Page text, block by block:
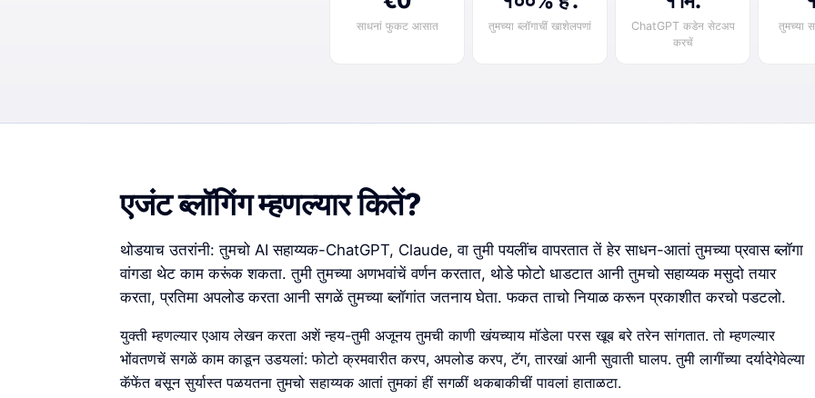
साधनां फुकट आसात तुमच्या ब्लॉगाचीं खाशेलपणां
ChatGPT कडेन सेटअप
करचें
तुमच्या
एजंट ब्लॉगिंग म्हणल्यार कितें?
थोडयाच उतरांनी: तुमचो AI सहाय्यक-ChatGPT, Claude, वा तुमी पयलींच वापरतात तें हेर साधन-आतां तुमच्या प्रवास ब्लॉगा
वांगडा थेट काम करूंक शकता. तुमी तुमच्या अणभवांचें वर्णन करतात, थोडे फोटो धाडटात आनी तुमचो सहाय्यक मसुदो तयार
करता, प्रतिमा अपलोड करता आनी सगळें तुमच्या ब्लॉगांत जतनाय घेता. फकत ताचो नियाळ करून प्रकाशीत करचो पडटलो.
युक्ती म्हणल्यार एआय लेखन करता अशें न्हय-तुमी अजूनय तुमची काणी खंयच्याय मॉडेला परस खूब बरे तरेन सांगतात. तो म्हणल्यार
भोंवतणचें सगळें काम काडून उडयलां: फोटो क्रमवारीत करप, अपलोड करप, टॅग, तारखां आनी सुवाती घालप. तुमी लागींच्या दर्यादेगेवेल्या
कॅफेंत बसून सुर्यास्त पळयतना तुमचो सहाय्यक आतां तुमकां हीं सगळीं थकबाकीचीं पावलां हाताळटा.